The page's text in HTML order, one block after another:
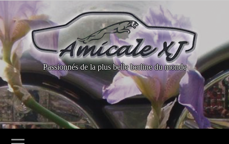
Passionnés de la plus belle berline du monde